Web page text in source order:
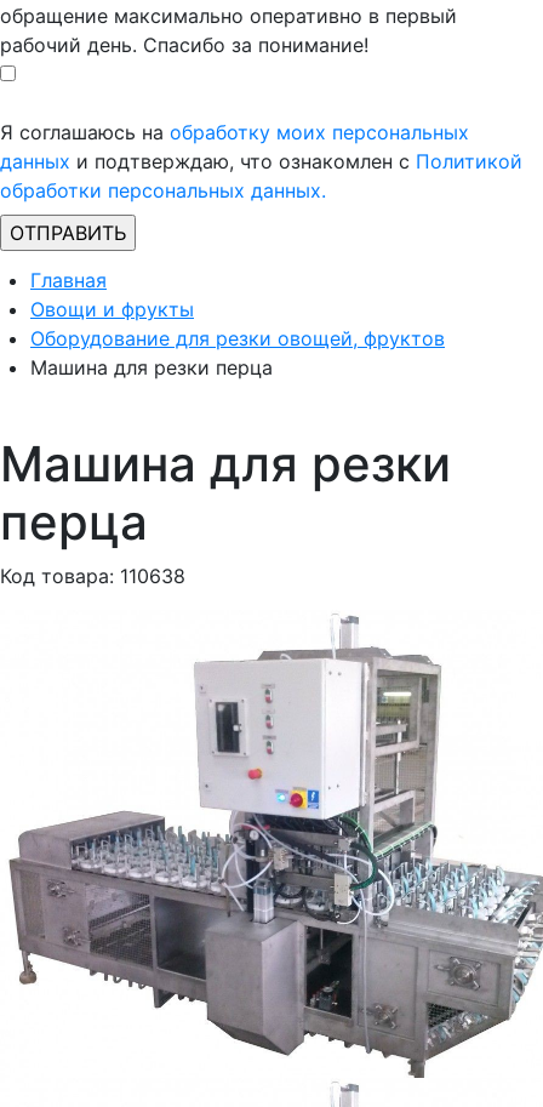
обращение максимально оперативно в первый
рабочий день. Спасибо за понимание!
Я соглашаюсь на обработку моих персональных
данных и подтверждаю, что ознакомлен с Политикой
обработки персональных данных.
Главная
Овощи и фрукты
Оборудование для резки овощей, фруктов
Машина для резки перца
Машина для резки
перца
Код товара: 110638